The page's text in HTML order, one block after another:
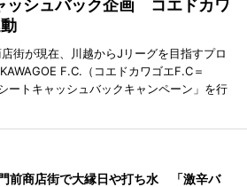
ッシュバック企画 コエドカワ
街が現在、川越からJリーグを目指すプロ
F.C.（コエドカワゴエF.C＝
ートキャッシュバックキャンペーン」を行
前商店街で大縁日や打ち水 「激辛バ